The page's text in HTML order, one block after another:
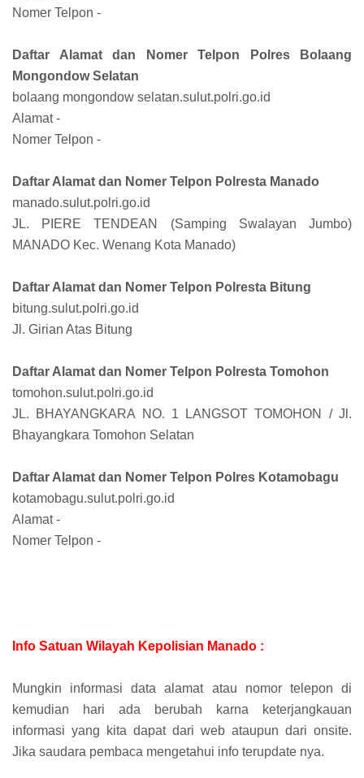
Nomer Telpon -
Daftar Alamat dan Nomer Telpon Polres Bolaang
Mongondow Selatan
bolaang mongondow selatan.sulut.polri.go.id
Alamat -
Nomer Telpon -
Daftar Alamat dan Nomer Telpon Polresta Manado
manado.sulut.polri.go.id
JL. PIERE TENDEAN (Samping Swalayan Jumbo)
MANADO Kec. Wenang Kota Manado)
Daftar Alamat dan Nomer Telpon Polresta Bitung
bitung.sulut.polri.go.id
Jl. Girian Atas Bitung
Daftar Alamat dan Nomer Telpon Polresta Tomohon
tomohon.sulut.polri.go.id
JL. BHAYANGKARA NO. 1 LANGSOT TOMOHON / Jl.
Bhayangkara Tomohon Selatan
Daftar Alamat dan Nomer Telpon Polres Kotamobagu
kotamobagu.sulut.polri.go.id
Alamat -
Nomer Telpon -
Info Satuan Wilayah Kepolisian Manado :
Mungkin informasi data alamat atau nomor telepon di
kemudian hari ada berubah karna keterjangkauan
informasi yang kita dapat dari web ataupun dari onsite.
Jika saudara pembaca mengetahui info terupdate nya.